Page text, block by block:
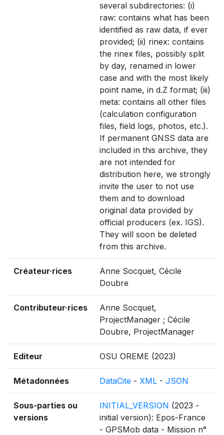
several subdirectories: (i)
raw: contains what has been
identified as raw data, if ever
provided; (ii) rinex: contains
the rinex files, possibly split
by day, renamed in lower
case and with the most likely
point name, in d.Z format; (iii)
meta: contains all other files
(calculation configuration
files, field logs, photos, etc.).
If permanent GNSS data are
included in this archive, they
are not intended for
distribution here, we strongly
invite the user to not use
them and to download
original data provided by
official producers (ex. IGS).
They will soon be deleted
from this archive.
Créateur·rices
Anne Socquet, Cécile
Doubre
Contributeur·rices
Anne Socquet,
ProjectManager ; Cécile
Doubre, ProjectManager
Editeur OSU OREME (2023)
Métadonnées DataCite - XML - JSON
Sous-parties ou
versions
INITIAL_VERSION (2023 -
initial version): Epos-France
- GPSMob data - Mission n°